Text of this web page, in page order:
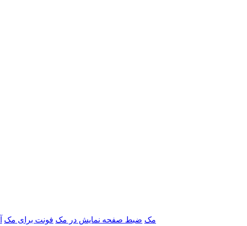
برنامه‌های Adobe مک ضبط صفحه نمایش در مک فونت برای مک